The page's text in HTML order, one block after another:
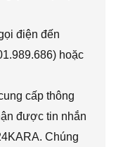
điện đến
hoặc
cấp thông
được tin nhắn
Chúng